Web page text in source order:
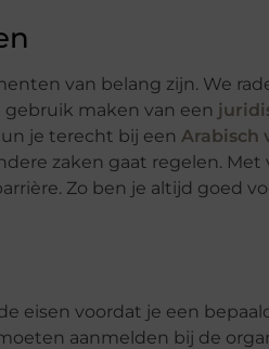
van belang zijn. We
maken van een
je terecht bij een Arabisch
zaken gaat regelen.
Zo ben je altijd goed
eisen voordat je een
aanmelden bij de